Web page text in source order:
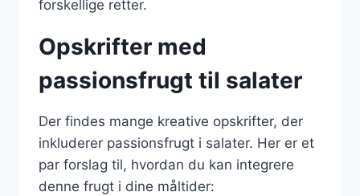
forskellige retter.
Opskrifter med
passionsfrugt til salater
Der findes mange kreative opskrifter, der
inkluderer passionsfrugt i salater. Her er et
par forslag til, hvordan du kan integrere
denne frugt i dine måltider: